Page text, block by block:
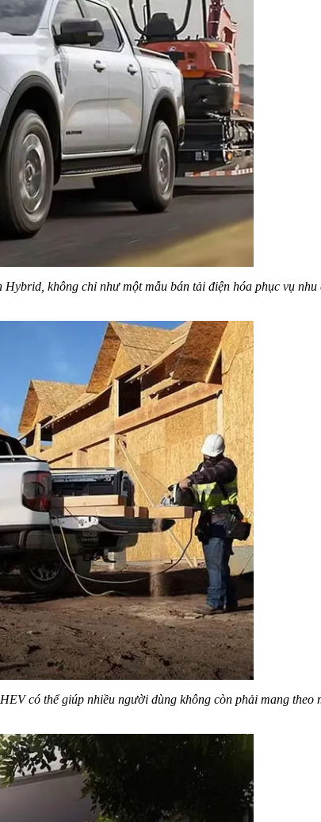
không chỉ như một mẫu bán tải điện hóa phục vụ
có thể giúp nhiều người dùng không còn phải mang